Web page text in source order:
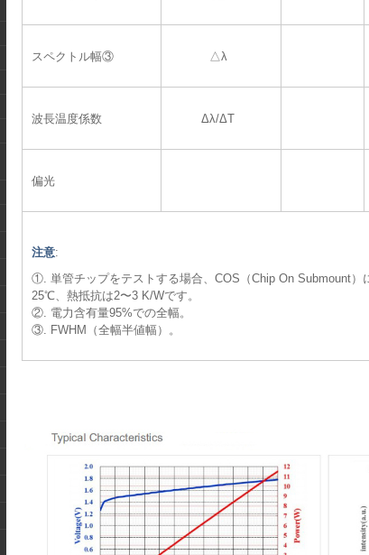
スペクトル幅③ △λ
波長温度係数 Δλ/ΔT
偏光
注意:
①. 単管チップをテストする場合、COS（Chip On Submount）
25℃、熱抵抗は2〜3 K/Wです。
②. 電力含有量95%での全幅。
③. FWHM（全幅半値幅）。